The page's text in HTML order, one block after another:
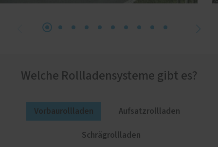
Welche Rollladensysteme gibt es?
Vorbaurollladen
Aufsatzrollladen
Schrägrollladen